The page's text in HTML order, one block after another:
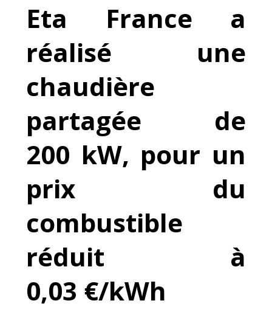
Eta France a
réalisé une
chaudière
partagée de
200 kW, pour un
prix du
combustible
réduit à
0,03 €/kWh